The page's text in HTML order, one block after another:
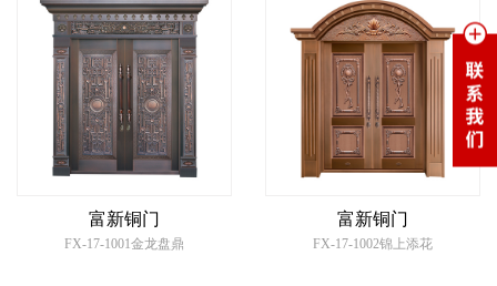
富新铜门
FX-17-1001金龙盘鼎
富新铜门
FX-17-1002锦上添花